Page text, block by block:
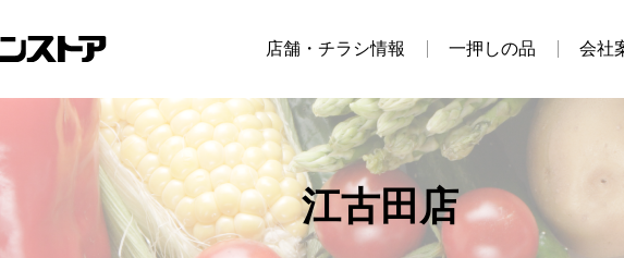
店舗・チラシ情報 一押しの品 会社
江古田店